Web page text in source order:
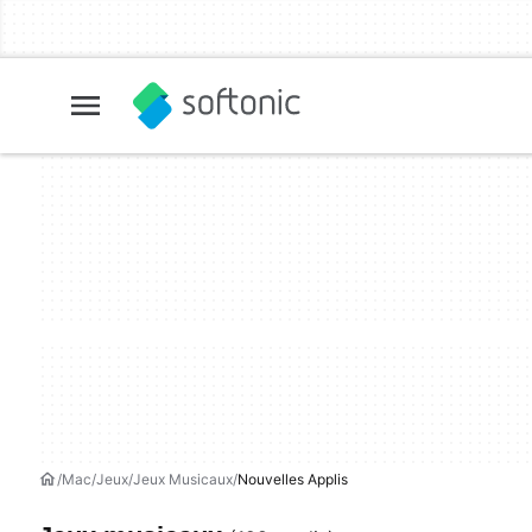
Mac Jeux Jeux Musicaux Nouvelles Applis